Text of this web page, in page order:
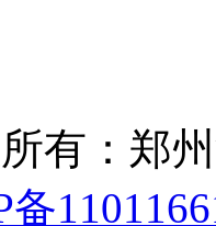
有：郑
备